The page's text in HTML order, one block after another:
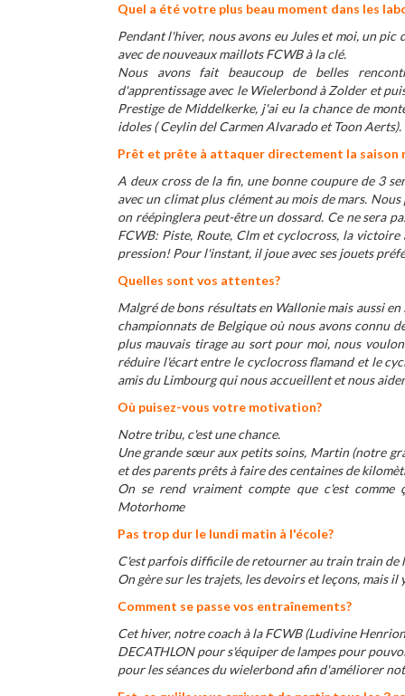
Quel a été votre plus beau moment dans les
Pendant l'hiver, nous avons eu Jules et moi, un
avec de nouveaux maillots FCWB à la clé.
Nous avons fait beaucoup de belles
d'apprentissage avec le Wielerbond à Zolder et
Prestige de Middelkerke, j'ai eu la chance de
idoles ( Ceylin del Carmen Alvarado et Toon Aerts).
Prêt et prête à attaquer directement la saison
A deux cross de la fin, une bonne coupure de 3
avec un climat plus clément au mois de mars.
on réépinglera peut-être un dossard. Ce ne sera
FCWB: Piste, Route, Clm et cyclocross, la
pression! Pour l'instant, il joue avec ses jouets
Quelles sont vos attentes?
Malgré de bons résultats en Wallonie mais aussi
championnats de Belgique où nous avons connu
plus mauvais tirage au sort pour moi, nous
réduire l'écart entre le cyclocross flamand et le
amis du Limbourg qui nous accueillent et nous
Où puisez-vous votre motivation?
Notre tribu, c'est une chance.
Une grande sœur aux petits soins, Martin (notre
et des parents prêts à faire des centaines de
On se rend vraiment compte que c'est comme
Motorhome
Pas trop dur le lundi matin à l'école?
C'est parfois difficile de retourner au train train de
On gère sur les trajets, les devoirs et leçons, mais
Comment se passe vos entraînements?
​Cet hiver, notre coach à la FCWB (Ludivine
DECATHLON pour s'équiper de lampes pour
pour les séances du wielerbond afin d'améliorer